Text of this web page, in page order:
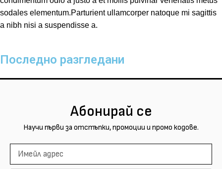
sodales elementum.Parturient ullamcorper natoque mi sagittis
a nibh nisi a suspendisse a.
Последно разгледани
Абонирай се
Научи първи за отстъпки, промоции и промо кодове.